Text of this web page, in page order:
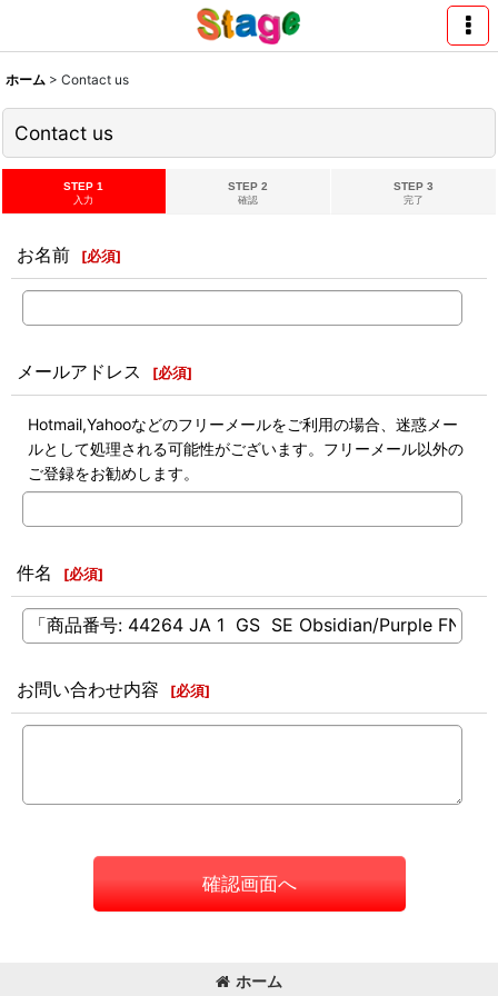
ホーム > Contact us
Contact us
STEP 1
入力
STEP 2
確認
STEP 3
完了
お名前 [必須]
メールアドレス [必須]
Hotmail,Yahooなどのフリーメールをご利用の場合、迷惑メー
ルとして処理される可能性がございます。フリーメール以外の
ご登録をお勧めします。
件名 [必須]
お問い合わせ内容 [必須]
確認画面へ
ホーム